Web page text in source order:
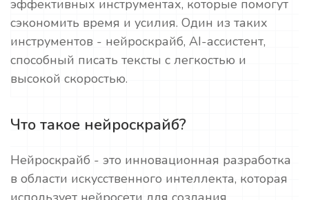
эффективных инструментах, которые помогут
сэкономить время и усилия. Один из таких
инструментов - нейроскрайб, AI-ассистент,
способный писать тексты с легкостью и
высокой скоростью.
Что такое нейроскрайб?
Нейроскрайб - это инновационная разработка
в области искусственного интеллекта, которая